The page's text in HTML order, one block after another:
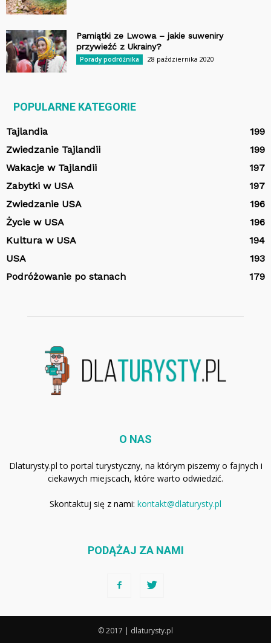
Pamiątki ze Lwowa – jakie suweniry
przywieźć z Ukrainy?
Porady podróżnika 28 października 2020
POPULARNE KATEGORIE
Tajlandia
199
Zwiedzanie Tajlandii
199
Wakacje w Tajlandii
197
Zabytki w USA
197
Zwiedzanie USA
196
Życie w USA
196
Kultura w USA
194
USA
193
Podróżowanie po stanach
179
O NAS
Dlaturysty.pl to portal turystyczny, na którym piszemy o fajnych i
ciekawych miejscach, które warto odwiedzić.
Skontaktuj się z nami: kontakt@dlaturysty.pl
PODĄŻAJ ZA NAMI
© 2017 | dlaturysty.pl